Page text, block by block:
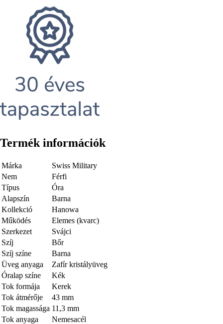
Termék információk
Márka
Swiss Military
Nem
Férfi
Típus
Óra
Alapszín
Barna
Kollekció
Hanowa
Működés
Elemes (kvarc)
Szerkezet
Svájci
Szíj
Bőr
Szíj színe
Barna
Üveg anyaga
Zafír kristályüveg
Óralap színe
Kék
Tok formája
Kerek
Tok átmérője
43 mm
Tok magassága 11,3 mm
Tok anyaga
Nemesacél